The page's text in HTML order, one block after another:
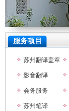
服务项目
苏州翻译盖章
影音翻译
会务服务
苏州笔译